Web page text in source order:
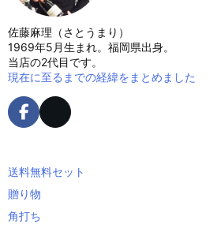
佐藤麻理（さとうまり）
1969年5月生まれ。福岡県出身。
当店の2代目です。
現在に至るまでの経緯をまとめました
送料無料セット
贈り物
角打ち